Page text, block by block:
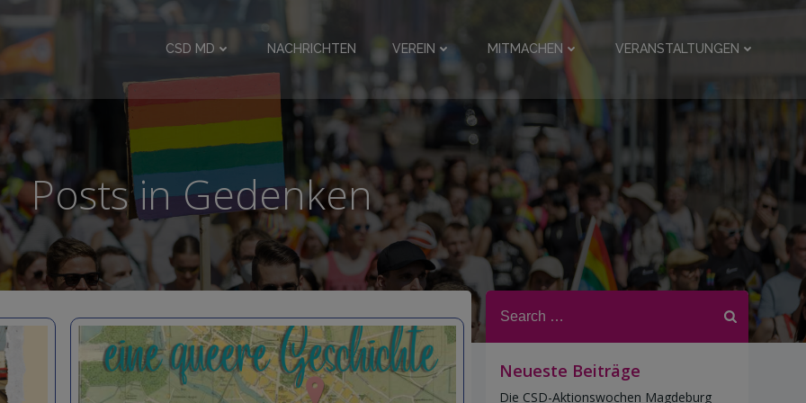
CSD MD NACHRICHTEN VEREIN MITMACHEN VERANSTALTUNGEN
Posts in Gedenken
for:
Neueste Beiträge
Die CSD-Aktionswochen Magdeburg